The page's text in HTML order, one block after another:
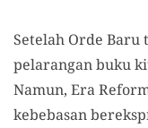
Setelah Orde
pelarangan buku
Namun, Era
kebebasan